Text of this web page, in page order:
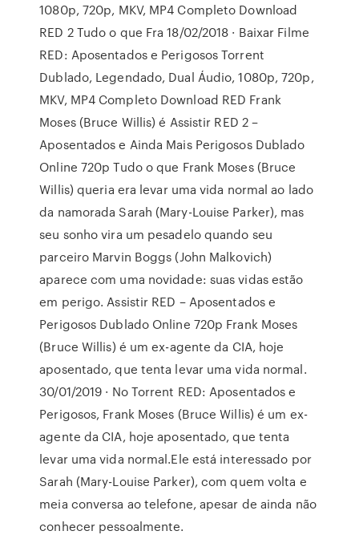
1080p, 720p, MKV, MP4 Completo Download
RED 2 Tudo o que Fra 18/02/2018 · Baixar Filme
RED: Aposentados e Perigosos Torrent
Dublado, Legendado, Dual Áudio, 1080p, 720p,
MKV, MP4 Completo Download RED Frank
Moses (Bruce Willis) é Assistir RED 2 –
Aposentados e Ainda Mais Perigosos Dublado
Online 720p Tudo o que Frank Moses (Bruce
Willis) queria era levar uma vida normal ao lado
da namorada Sarah (Mary-Louise Parker), mas
seu sonho vira um pesadelo quando seu
parceiro Marvin Boggs (John Malkovich)
aparece com uma novidade: suas vidas estão
em perigo. Assistir RED – Aposentados e
Perigosos Dublado Online 720p Frank Moses
(Bruce Willis) é um ex-agente da CIA, hoje
aposentado, que tenta levar uma vida normal.
30/01/2019 · No Torrent RED: Aposentados e
Perigosos, Frank Moses (Bruce Willis) é um ex-
agente da CIA, hoje aposentado, que tenta
levar uma vida normal.Ele está interessado por
Sarah (Mary-Louise Parker), com quem volta e
meia conversa ao telefone, apesar de ainda não
conhecer pessoalmente.